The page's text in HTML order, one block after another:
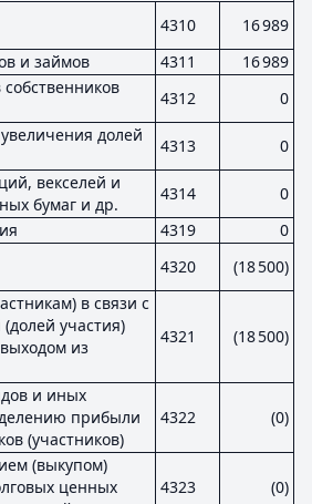
4310
16 989
и займов
4311
16 989
4312
0
долей
4313
0
векселей и
бумаг и др.
4314
0
4319
0
4320
(18 500)
в связи с
участия)
из
4321 (18 500)
и иных
прибыли
(участников)
4322 (0)
(выкупом)
ценных
4323 (0)